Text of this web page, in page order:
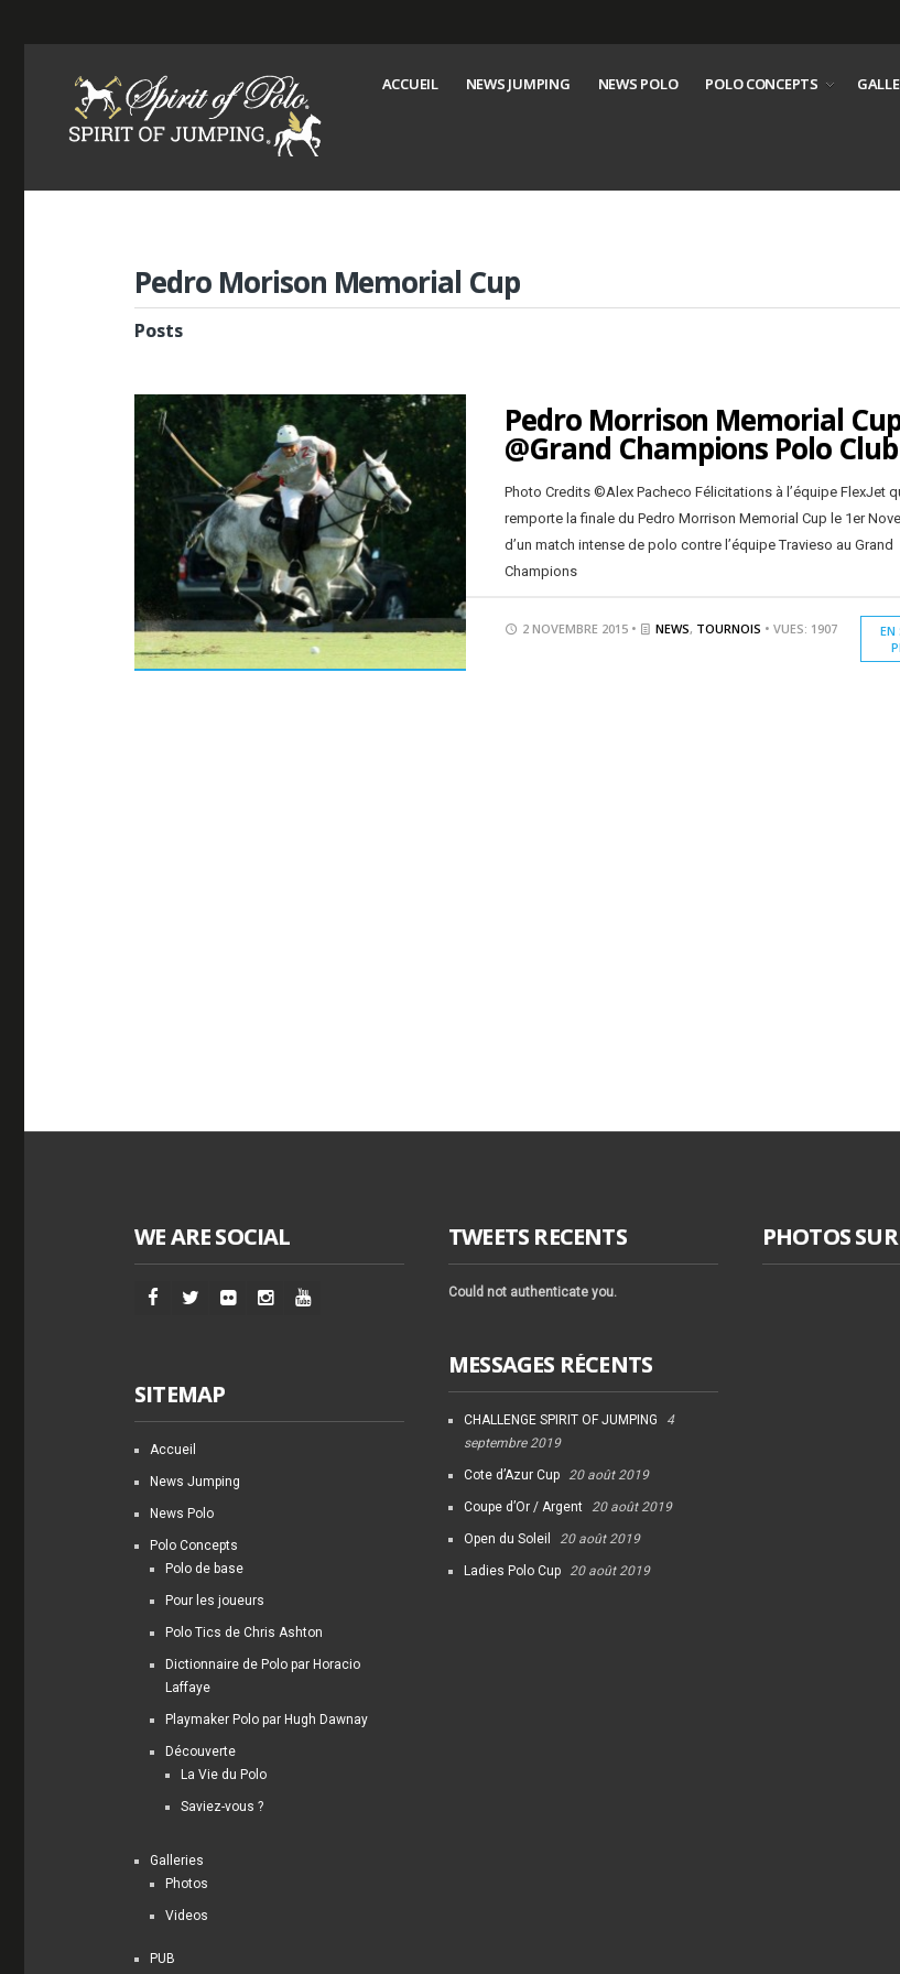
ACCUEIL NEWS JUMPING NEWS POLO POLO CONCEPTS
Pedro Morison Memorial Cup
Posts
Pedro Morrison Memorial
@Grand Champions Polo Club
Photo Credits ©Alex Pacheco Félicitations à l’équipe FlexJet
remporte la finale du Pedro Morrison Memorial Cup le 1er
d’un match intense de polo contre l’équipe Travieso au Grand
Champions
2 NOVEMBRE 2015 • NEWS, TOURNOIS • VUES: 1907
EN
WE ARE SOCIAL
SITEMAP
Accueil
News Jumping
News Polo
Polo Concepts
Polo de base
Pour les joueurs
Polo Tics de Chris Ashton
Dictionnaire de Polo par Horacio
Laffaye
Playmaker Polo par Hugh Dawnay
Découverte
La Vie du Polo
Saviez-vous ?
Galleries
Photos
Videos
PUB
TWEETS RECENTS
Could not authenticate you.
MESSAGES RÉCENTS
CHALLENGE SPIRIT OF JUMPING
4
septembre 2019
Cote d’Azur Cup 20 août 2019
Coupe d’Or / Argent 20 août 2019
Open du Soleil 20 août 2019
Ladies Polo Cup 20 août 2019
PHOTOS SUR